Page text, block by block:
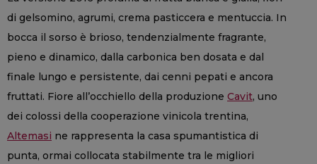
di gelsomino, agrumi, crema pasticcera e mentuccia. In
bocca il sorso è brioso, tendenzialmente fragrante,
pieno e dinamico, dalla carbonica ben dosata e dal
finale lungo e persistente, dai cenni pepati e ancora
fruttati. Fiore all’occhiello della produzione Cavit, uno
dei colossi della cooperazione vinicola trentina,
Altemasi ne rappresenta la casa spumantistica di
punta, ormai collocata stabilmente tra le migliori